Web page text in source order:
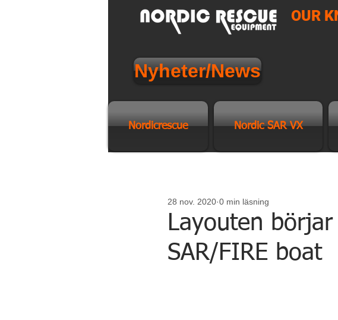
Nyheter/News
OUR
Nordicrescue Nordic SAR VX
Layouten
SAR/FIRE boat
28 nov. 2020 0 min läsning